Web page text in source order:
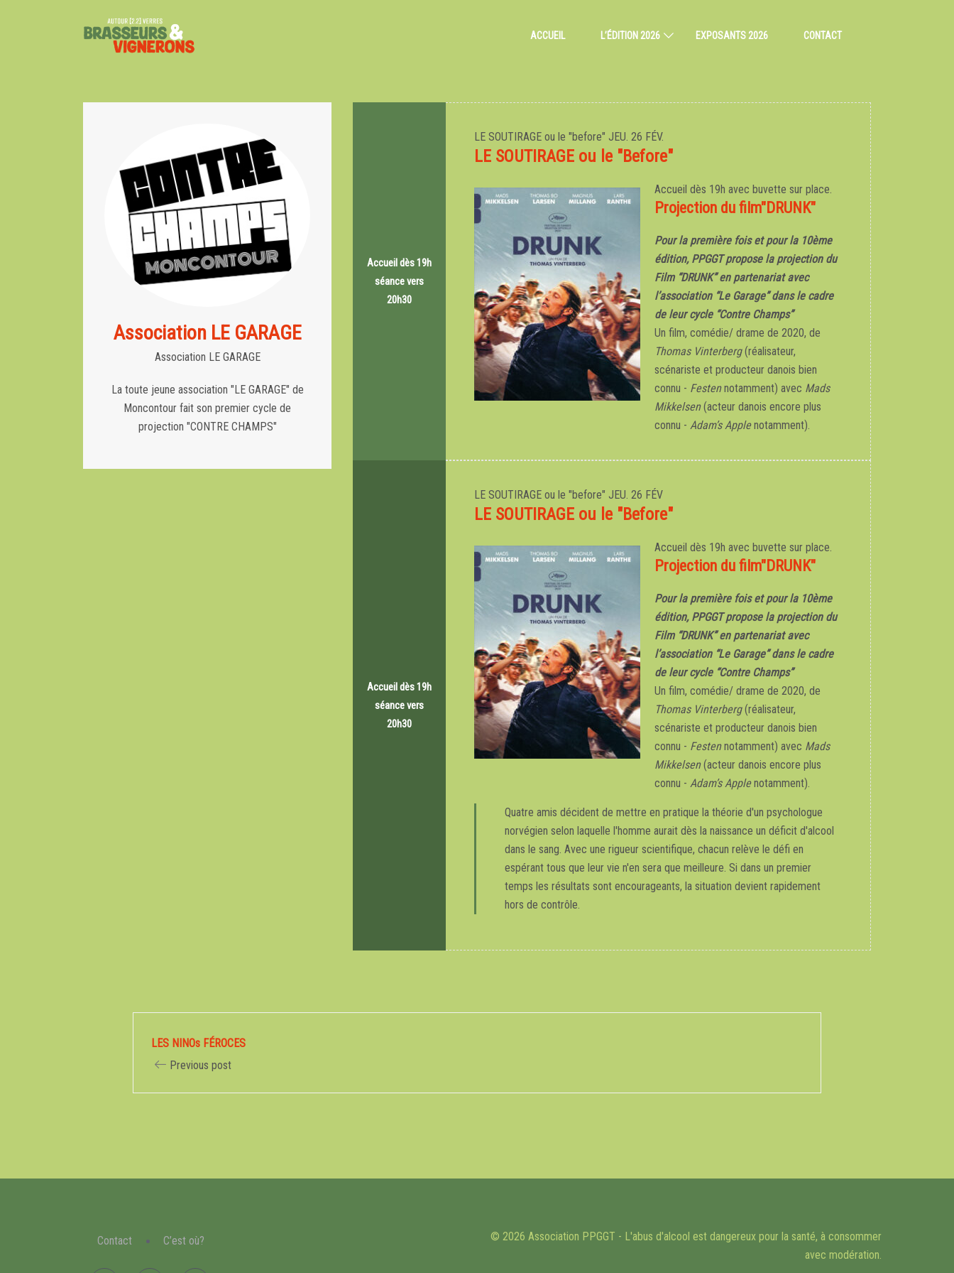
ACCUEIL L’ÉDITION 2026 EXPOSANTS 2026 CONTACT
Association LE GARAGE
Association LE GARAGE
La toute jeune association "LE GARAGE" de
Moncontour fait son premier cycle de
projection "CONTRE CHAMPS"
Accueil dès 19h
séance vers
20h30
LE SOUTIRAGE ou le "before"JEU. 26 FÉV.
LE SOUTIRAGE ou le "Before"
Accueil dès 19h avec buvette sur place.
Projection du film"DRUNK"
Pour la première fois et pour la 10ème
édition, PPGGT propose la projection du
Film “DRUNK”en partenariat avec
l’association “Le Garage”dans le cadre
de leur cycle “Contre Champs”
Un film, comédie/ drame de 2020, de
Thomas Vinterberg(réalisateur,
scénariste et producteur danois bien
connu - Festennotamment) avec Mads
Mikkelsen(acteur danois encore plus
connu -Adam’s Applenotamment).
Accueil dès 19h
séance vers
20h30
LE SOUTIRAGE ou le "before"JEU. 26 FÉV
LE SOUTIRAGE ou le "Before"
Accueil dès 19h avec buvette sur place.
Projection du film"DRUNK"
Pour la première fois et pour la 10ème
édition, PPGGT propose la projection du
Film “DRUNK”en partenariat avec
l’association “Le Garage”dans le cadre
de leur cycle “Contre Champs”
Un film, comédie/ drame de 2020, de
Thomas Vinterberg(réalisateur,
scénariste et producteur danois bien
connu - Festennotamment) avec Mads
Mikkelsen(acteur danois encore plus
connu -Adam’s Applenotamment).
Quatre amis décident de mettre en pratique la théorie d'un psychologue
norvégien selon laquelle l'homme aurait dès la naissance un déficit d'alcool
dans le sang. Avec une rigueur scientifique, chacun relève le défi en
espérant tous que leur vie n'en sera que meilleure. Si dans un premier
temps les résultats sont encourageants, la situation devient rapidement
hors de contrôle.
LES NINOs FÉROCES
Previous post
Contact C’est où?
© 2026 Association PPGGT - L'abus d'alcool est dangereux pour la santé, à consommer
avec modération.